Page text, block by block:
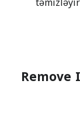
Remove